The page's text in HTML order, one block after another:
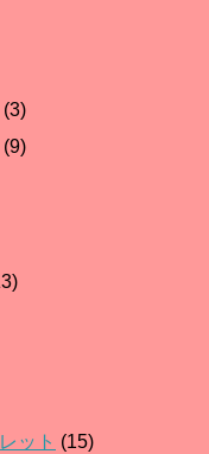
(3)
(9)
ット (15)